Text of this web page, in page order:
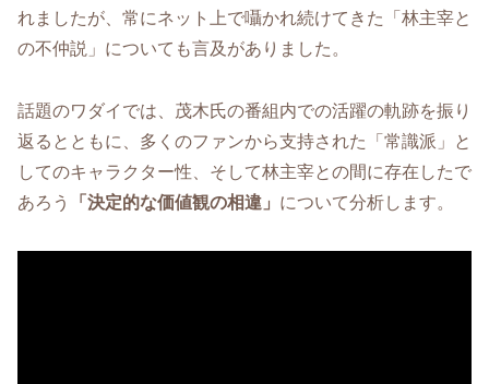
れましたが、常にネット上で囁かれ続けてきた「林主宰と
の不仲説」についても言及がありました。
話題のワダイでは、茂木氏の番組内での活躍の軌跡を振り
返るとともに、多くのファンから支持された「常識派」と
してのキャラクター性、そして林主宰との間に存在したで
あろう
「決定的な価値観の相違」 について分析します。